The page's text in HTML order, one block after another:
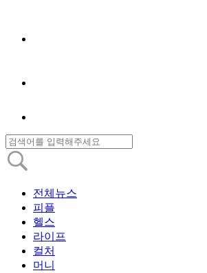
전체뉴스
피플
헬스
라이프
컬처
머니